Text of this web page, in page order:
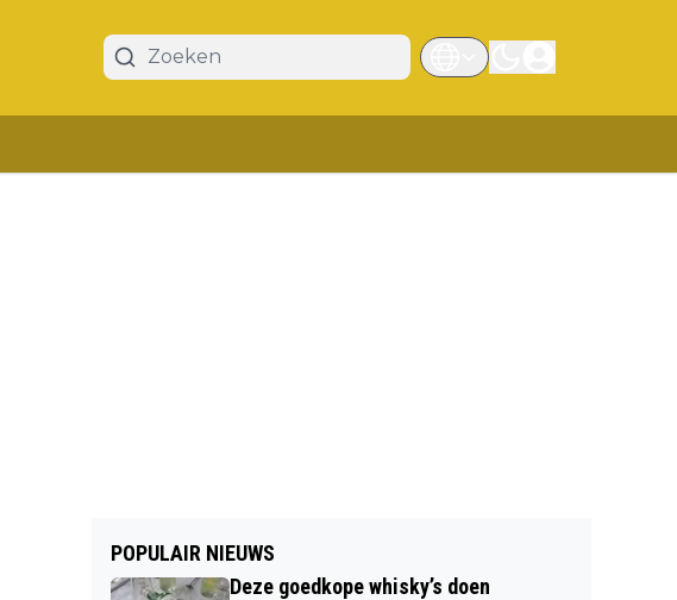
POPULAIR NIEUWS
Deze goedkope whisky’s doen